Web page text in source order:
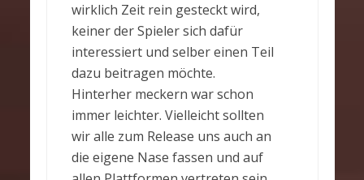
wirklich Zeit rein gesteckt wird,
keiner der Spieler sich dafür
interessiert und selber einen Teil
dazu beitragen möchte.
Hinterher meckern war schon
immer leichter. Vielleicht sollten
wir alle zum Release uns auch an
die eigene Nase fassen und auf